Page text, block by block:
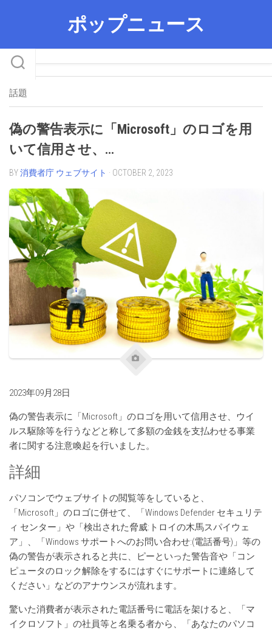
ポップニュース
話題
偽の警告表示に「Microsoft」のロゴを用
いて信用させ、…
BY消費者庁 ウェブサイト · OCTOBER 2, 2023
2023年09月28日
偽の警告表示に「Microsoft」のロゴを用いて信用させ、ウイ
ルス駆除等を行うなどと称して多額の金銭を支払わせる事業
者に関する注意喚起を行いました。
詳細
パソコンでウェブサイトの閲覧等をしていると、
「Microsoft」のロゴに併せて、「Windows Defender セキュリテ
ィ センター」や「検出された脅威:トロイの木馬スパイウェ
ア」、「Windows サポートへのお問い合わせ:(電話番号)」等の
偽の警告が表示されると共に、ピーといった警告音や「コン
ピュータのロック解除をするにはすぐにサポートに連絡して
ください」などのアナウンスが流れます。
驚いた消費者が表示された電話番号に電話を架けると、「マ
イクロソフト」の社員等と名乗る者から、「あなたのパソコ